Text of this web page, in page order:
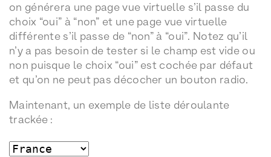
on générera une page vue virtuelle s’il passe du
choix “oui” à “non” et une page vue virtuelle
différente s’il passe de “non” à “oui”. Notez qu’il
n’y a pas besoin de tester si le champ est vide ou
non puisque le choix “oui” est cochée par défaut
et qu’on ne peut pas décocher un bouton radio.
Maintenant, un exemple de liste déroulante
trackée :